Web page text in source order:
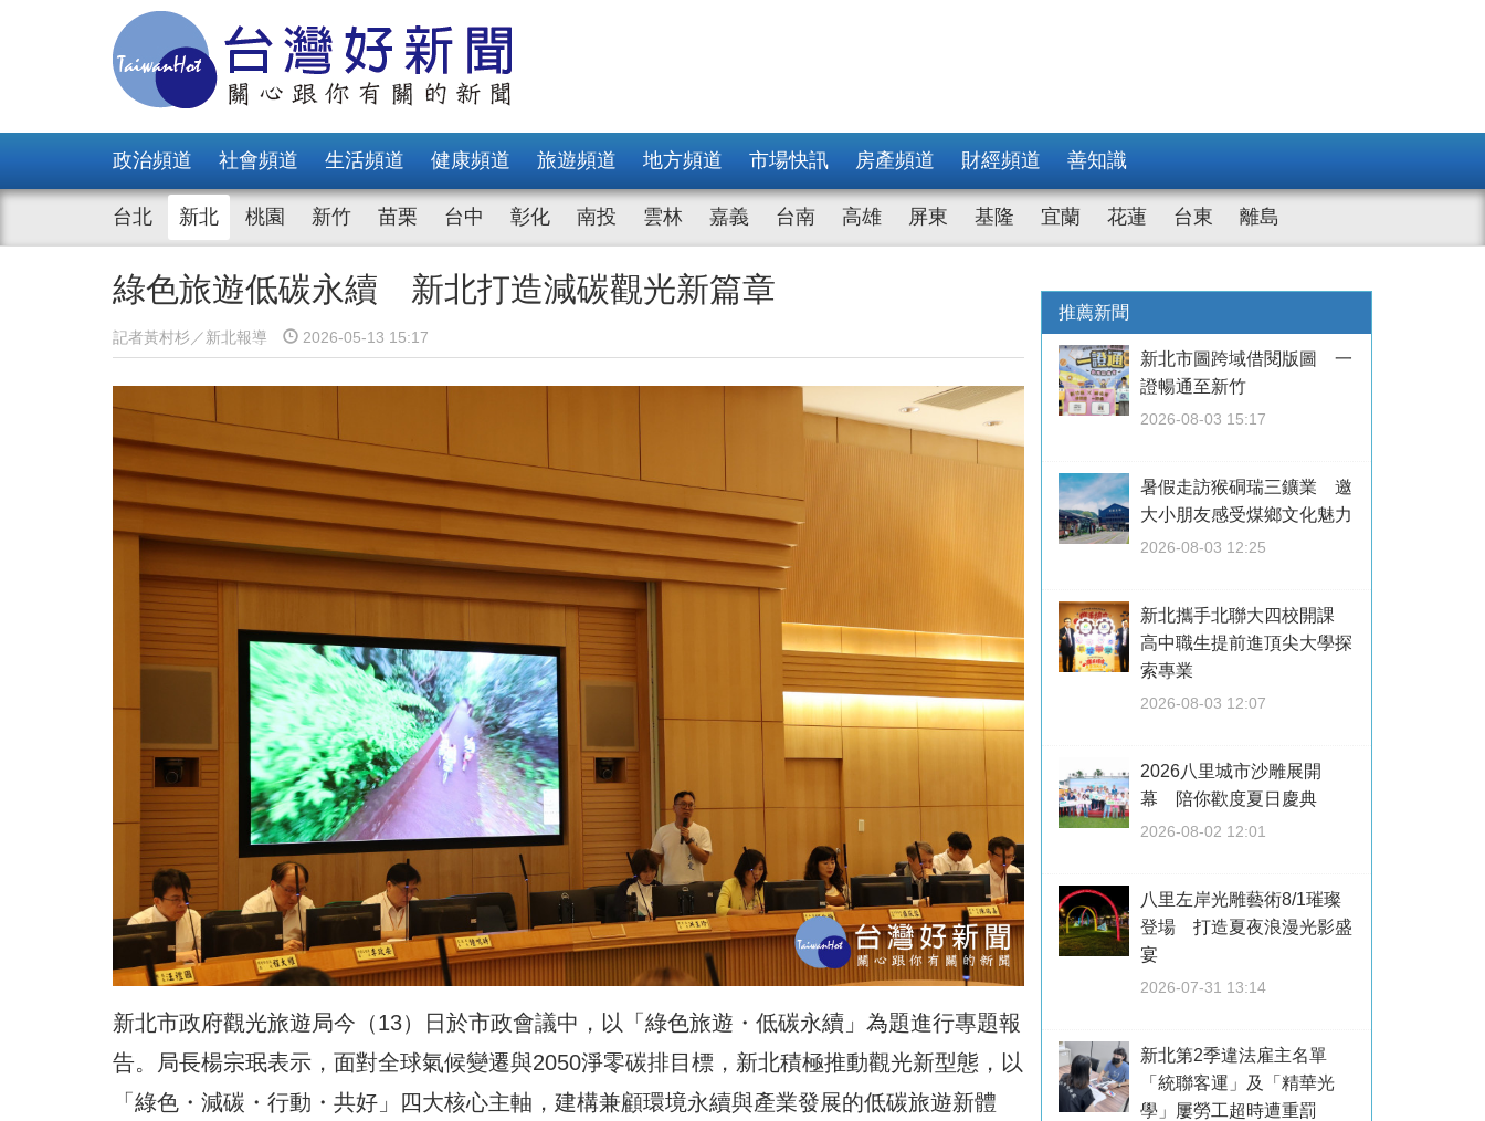
政治頻道 社會頻道 生活頻道 健康頻道 旅遊頻道 地方頻道 市場快訊 房產頻道 財經頻道 善知識
台北 新北 桃園 新竹 苗栗 台中 彰化 南投 雲林 嘉義 台南 高雄 屏東 基隆 宜蘭 花蓮 台東 離島
綠色旅遊低碳永續 新北打造減碳觀光新篇章
記者黃村杉／新北報導 2026-05-13 15:17
新北市政府觀光旅遊局今（13）日於市政會議中，以「綠色旅遊・低碳永續」為題進行專題報
告。局長楊宗珉表示，面對全球氣候變遷與2050淨零碳排目標，新北積極推動觀光新型態，以
「綠色・減碳・行動・共好」四大核心主軸，建構兼顧環境永續與產業發展的低碳旅遊新體
推薦新聞
新北市圖跨域借閱版圖 一
證暢通至新竹
2026-08-03 15:17
暑假走訪猴硐瑞三鑛業 邀
大小朋友感受煤鄉文化魅力
2026-08-03 12:25
新北攜手北聯大四校開課
高中職生提前進頂尖大學探
索專業
2026-08-03 12:07
2026八里城市沙雕展開
幕 陪你歡度夏日慶典
2026-08-02 12:01
八里左岸光雕藝術8/1璀璨
登場 打造夏夜浪漫光影盛
宴
2026-07-31 13:14
新北第2季違法雇主名單
「統聯客運」及「精華光
學」屢勞工超時遭重罰